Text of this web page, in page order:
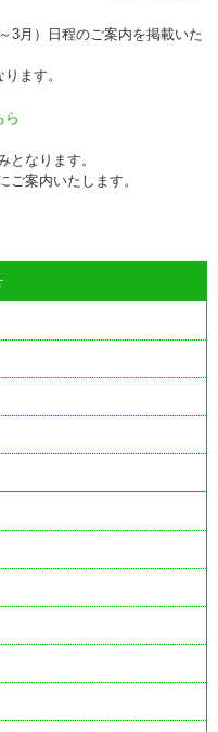
3月）日程のご案内を掲載いた
ます。
ら
となります。
ご案内いたします。